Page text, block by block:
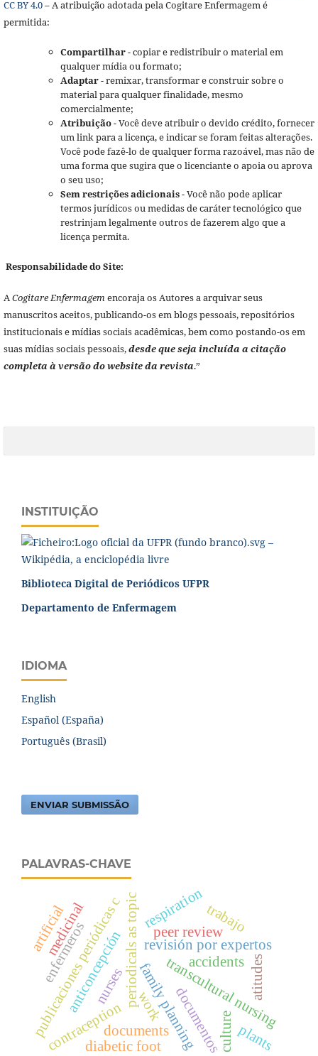
CC BY 4.0– A atribuição adotada pela Cogitare Enfermagem é
permitida:
Compartilhar- copiar e redistribuir o material em
qualquer mídia ou formato;
Adaptar- remixar, transformar e construir sobre o
material para qualquer finalidade, mesmo
comercialmente;
Atribuição- Você deve atribuir o devido crédito, fornecer
um link para a licença, e indicar se foram feitas alterações.
Você pode fazê-lo de qualquer forma razoável, mas não de
uma forma que sugira que o licenciante o apoia ou aprova
o seu uso;
Sem restrições adicionais- Você não pode aplicar
termos jurídicos ou medidas de caráter tecnológico que
restrinjam legalmente outros de fazerem algo que a
licença permita.
Responsabilidade do Site:
ACogitare Enfermagemencoraja os Autores a arquivar seus
manuscritos aceitos, publicando-os em blogs pessoais, repositórios
institucionais e mídias sociais acadêmicas, bem como postando-os em
suas mídias sociais pessoais,desde que seja incluída a citação
completa à versão do website da revista.”
INSTITUIÇÃO
Biblioteca Digital de Periódicos UFPR
Departamento de Enfermagem
IDIOMA
English
Español (España)
Português (Brasil)
ENVIAR SUBMISSÃO
PALAVRAS-CHAVE
documentos
periodicals as topic revisión por expertos
publicaciones periódicas c transcultural nursing
family planning
contraception
anticoncepción peer review
documents
nurses
enfermeros accidents
diabetic foot
respiration
atitudes
cultureplants
medicinal
artificial
work
trabajo